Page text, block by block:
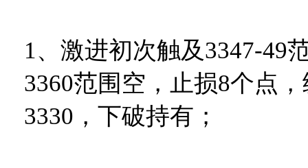
1、激进初次触及3347-49
3360范围空，止损8个点
3330，下破持有；